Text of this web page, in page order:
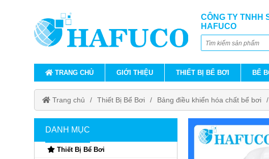
CÔNG TY TNHH
HAFUCO
TRANG CHỦ GIỚI THIỆU THIẾT BỊ BỂ BƠI BỂ
Trang chủ Thiết Bị Bể Bơi Bảng điều khiển hóa chất bể bơi
DANH MỤC
Thiết Bị Bể Bơi